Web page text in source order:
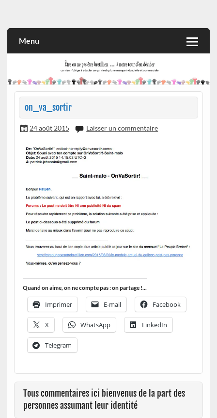
et commerciale
Menu
on_va_sortir
24 août 2015 Laisser un commentaire
Quand on aime, on ne compte pas : on partage !...
Imprimer E-mail Facebook
X WhatsApp LinkedIn
Telegram
Tous commentaires ici bienvenus de la part des
personnes assumant leur identité